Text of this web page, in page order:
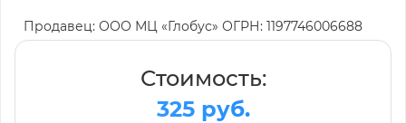
Продавец: ООО МЦ «Глобус» ОГРН: 1197746006688
Стоимость:
325 руб.